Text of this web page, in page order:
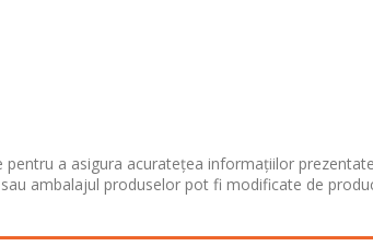
a asigura acuratețea informațiilor
ambalajul produselor pot fi modificate de